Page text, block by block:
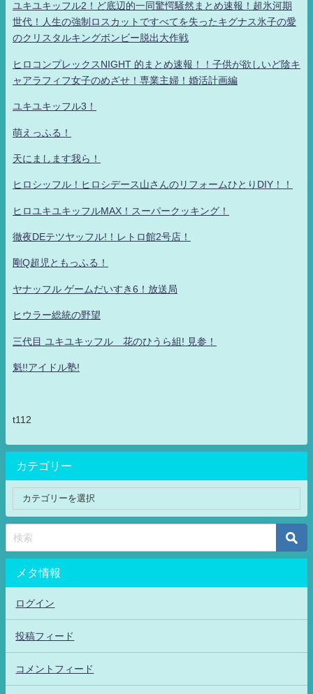
ユキユキッフル2！ど底辺的一同驚愕騒然まとめ速報！超氷河期
世代！人生の強制ロスカットですべてを失ったキグナス氷子の愛
のクリスタルキングボンビー脱出大作戦
ヒロコンプレックスNIGHT 的まとめ速報！！子供が欲しいど陰キ
ャアラフィフ女子のめざせ！専業主婦！婚活計画編
ユキユキッフル3！
萌えっふる！
天にまします我ら！
ヒロシッフル！ヒロシデース山さんのリフォームひとりDIY！！
ヒロユキユキッフルMAX！スーパークッキング！
徹夜DEテツヤッフル!！レトロ館2号店！
剛Q超児ともっふる！
ヤナッフル ゲームだいすき6！放送局
ヒウラー総統の野望
三代目 ユキユキッフル 花のひうら組! 見参！
魁!!アイドル塾!
t112
カテゴリー
メタ情報
ログイン
投稿フィード
コメントフィード